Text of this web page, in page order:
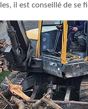
il est conseillé de se